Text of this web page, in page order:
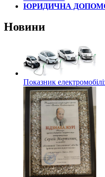
ЮРИДИЧНА
Новини
Показник